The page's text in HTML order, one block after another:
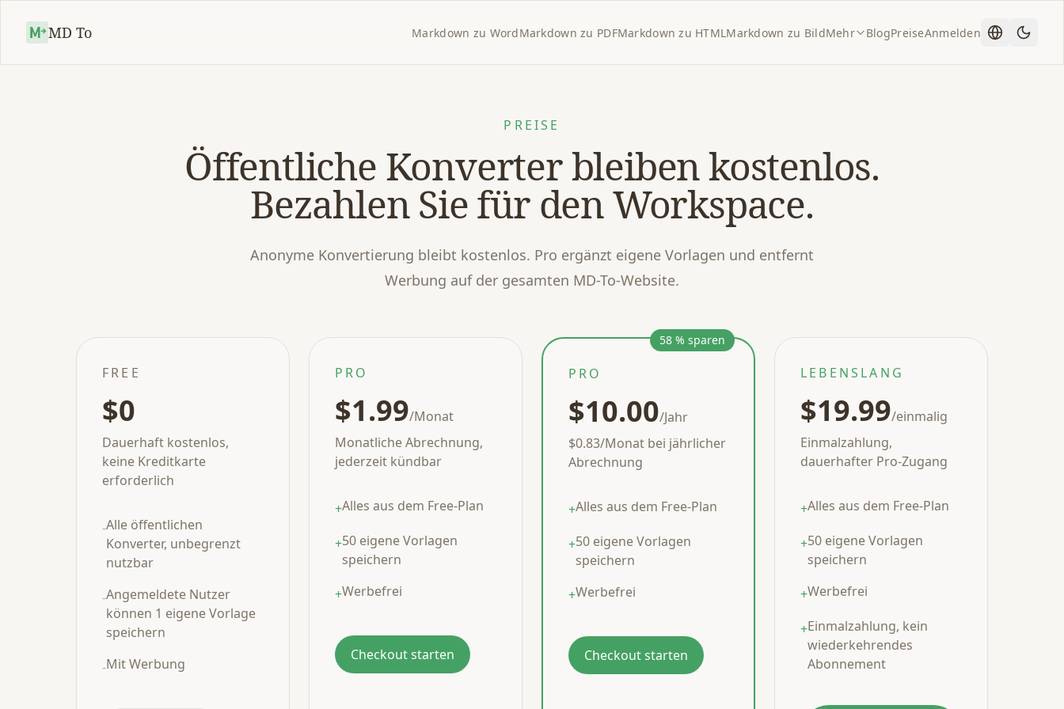
MD To Markdown zu WordMarkdown zu PDFMarkdown zu HTML Markdown zu BildMehr BlogPreiseAnmelden
PREISE
Öffentliche Konverter bleiben kostenlos.
Bezahlen Sie für den Workspace.
Anonyme Konvertierung bleibt kostenlos. Pro ergänzt eigene Vorlagen und entfernt
Werbung auf der gesamten MD-To-Website.
FREE
$0
Dauerhaft kostenlos,
keine Kreditkarte
erforderlich
-Alle öffentlichen
Konverter, unbegrenzt
nutzbar
-Angemeldete Nutzer
können 1 eigene Vorlage
speichern
-Mit Werbung
PRO
$1.99/Monat
Monatliche Abrechnung,
jederzeit kündbar
+Alles aus dem Free-Plan
+50 eigene Vorlagen
speichern
+Werbefrei
Checkout starten
58 % sparen
PRO
$10.00/Jahr
$0.83/Monat bei jährlicher
Abrechnung
+Alles aus dem Free-Plan
+50 eigene Vorlagen
speichern
+Werbefrei
Checkout starten
LEBENSLANG
$19.99/einmalig
Einmalzahlung,
dauerhafter Pro-Zugang
+Alles aus dem Free-Plan
+50 eigene Vorlagen
speichern
+Werbefrei
+Einmalzahlung, kein
wiederkehrendes
Abonnement